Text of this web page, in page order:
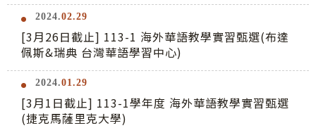
2024.02.29
[3月26日截止] 113-1 海外華語教學實習甄選(布達
佩斯&瑞典 台灣華語學習中心)
2024.01.29
[3月1日截止] 113-1學年度 海外華語教學實習甄選
(捷克馬薩里克大學)